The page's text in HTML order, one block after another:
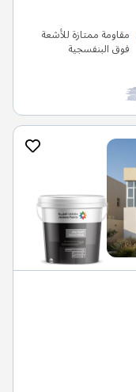
مقاومة ممتازة للأشعة
فوق البنفسجية